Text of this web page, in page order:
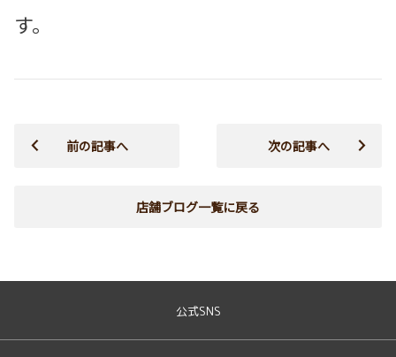
す。
前の記事へ
店舗ブログ一覧に戻る
次の記事へ
公式SNS